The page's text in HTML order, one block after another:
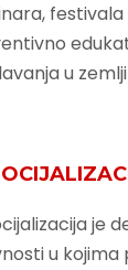
u
je
u kojima